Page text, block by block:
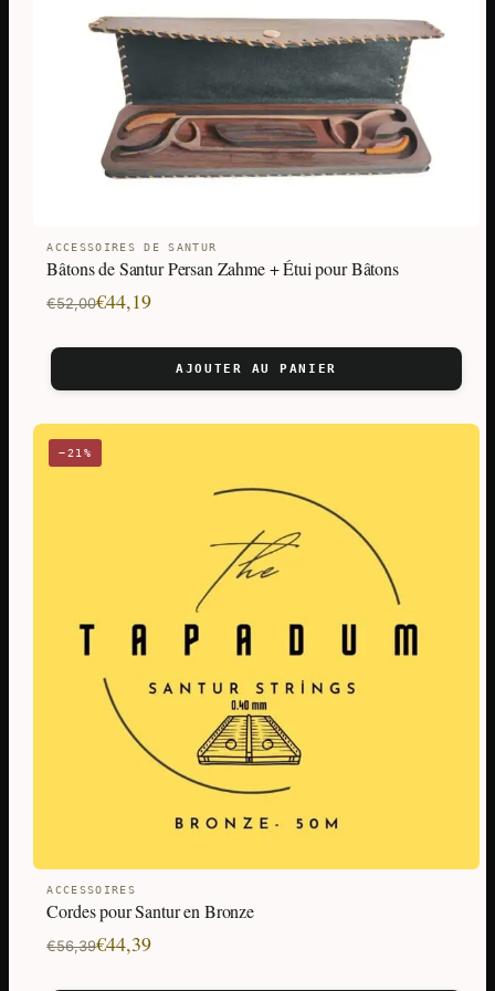
ACCESSOIRES DE SANTUR
Bâtons de Santur Persan Zahme + Étui pour Bâtons
€52,00
Le
initial
était :
€52,00.
€44,19
Le
actuel
est :
€44,19.
AJOUTER AU PANIER
−21%
ACCESSOIRES
Cordes pour Santur en Bronze
€56,39
Le
€44,39
Le